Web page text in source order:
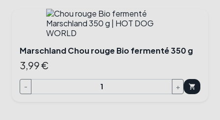
Marschland Chou rouge Bio fermenté 350 g
3,99 €
- + shopping_cart